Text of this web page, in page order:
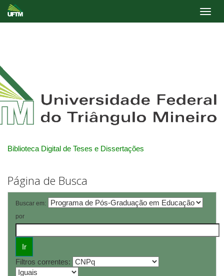
Biblioteca Digital de Teses e Dissertações
Página de Busca
Buscar em:
por
Filtros correntes: